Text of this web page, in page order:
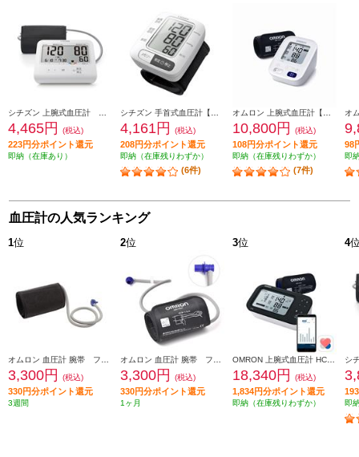
4,465円 (税込)
223円分ポイント還元
即納（在庫あり）
4,161円 (税込)
208円分ポイント還元
即納（在庫残りわずか）
(6件)
10,800円 (税込)
108円分ポイント還元
即納（在庫残りわずか）
(7件)
98
即
血圧計の人気ランキング
1位
3,300円 (税込)
330円分ポイント還元
3週間
2位
3,300円 (税込)
330円分ポイント還元
1ヶ月
3位
18,340円 (税込)
1,834円分ポイント還元
即納（在庫残りわずか）
4
即